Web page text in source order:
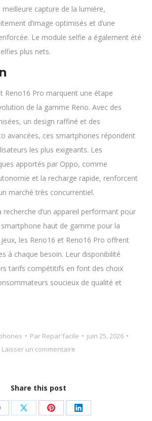
capture de la lumière,
d’image optimisés et d’une
Le module selfie a également été
plus nets.
Reno16 Pro marquent une étape
de la gamme Reno. Avec des
un design raffiné et des
avancées, ces smartphones répondent
les plus exigeants. Les
apportés par Oppo, comme
et la recharge rapide, renforcent
marché très concurrentiel.
recherche d’un appareil performant pour
smartphone haut de gamme pour la
les Reno16 et Reno16 Pro offrent
à chaque besoin. Leur disponibilité
tarifs compétitifs en font des choix
soucieux de qualité et
Par Repar'facile
juin 25, 2026
Laisser un commentaire
Share this post
PartagerPartagerPartager